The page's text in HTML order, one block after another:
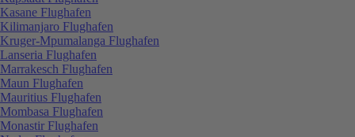
Kasane Flughafen
Kilimanjaro Flughafen
Kruger-Mpumalanga Flughafen
Lanseria Flughafen
Marrakesch Flughafen
Maun Flughafen
Mauritius Flughafen
Mombasa Flughafen
Monastir Flughafen